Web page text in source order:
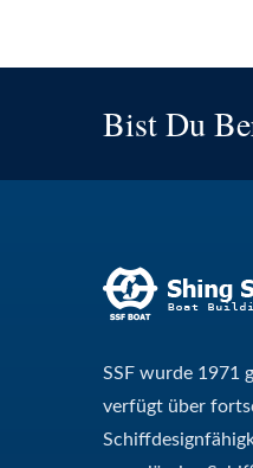
Bist Du
SSF wurde 1971
verfügt über